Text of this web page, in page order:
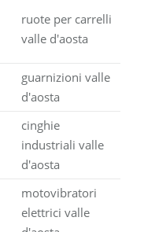
ruote per carrelli
valle d'aosta
guarnizioni valle
d'aosta
cinghie
industriali valle
d'aosta
motovibratori
elettrici valle